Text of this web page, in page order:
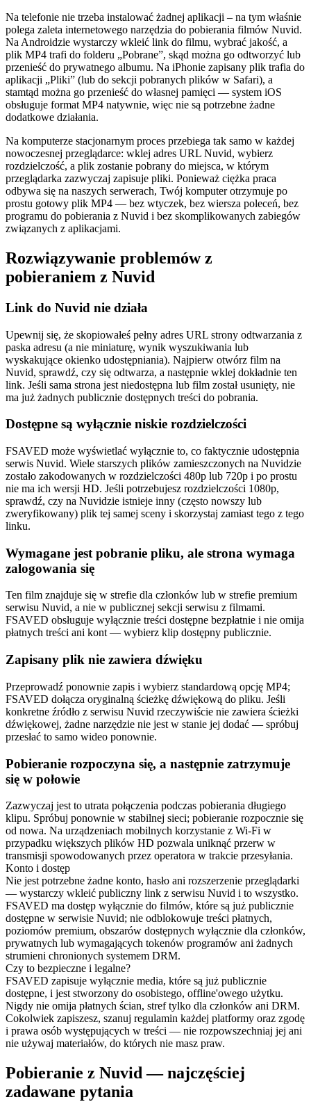
Na telefonie nie trzeba instalować żadnej aplikacji – na tym właśnie
polega zaleta internetowego narzędzia do pobierania filmów Nuvid.
Na Androidzie wystarczy wkleić link do filmu, wybrać jakość, a
plik MP4 trafi do folderu „Pobrane”, skąd można go odtworzyć lub
przenieść do prywatnego albumu. Na iPhonie zapisany plik trafia do
aplikacji „Pliki” (lub do sekcji pobranych plików w Safari), a
stamtąd można go przenieść do własnej pamięci — system iOS
obsługuje format MP4 natywnie, więc nie są potrzebne żadne
dodatkowe działania.
Na komputerze stacjonarnym proces przebiega tak samo w każdej
nowoczesnej przeglądarce: wklej adres URL Nuvid, wybierz
rozdzielczość, a plik zostanie pobrany do miejsca, w którym
przeglądarka zazwyczaj zapisuje pliki. Ponieważ ciężka praca
odbywa się na naszych serwerach, Twój komputer otrzymuje po
prostu gotowy plik MP4 — bez wtyczek, bez wiersza poleceń, bez
programu do pobierania z Nuvid i bez skomplikowanych zabiegów
związanych z aplikacjami.
Rozwiązywanie problemów z
pobieraniem z Nuvid
Link do Nuvid nie działa
Upewnij się, że skopiowałeś pełny adres URL strony odtwarzania z
paska adresu (a nie miniaturę, wynik wyszukiwania lub
wyskakujące okienko udostępniania). Najpierw otwórz film na
Nuvid, sprawdź, czy się odtwarza, a następnie wklej dokładnie ten
link. Jeśli sama strona jest niedostępna lub film został usunięty, nie
ma już żadnych publicznie dostępnych treści do pobrania.
Dostępne są wyłącznie niskie rozdzielczości
FSAVED może wyświetlać wyłącznie to, co faktycznie udostępnia
serwis Nuvid. Wiele starszych plików zamieszczonych na Nuvidzie
zostało zakodowanych w rozdzielczości 480p lub 720p i po prostu
nie ma ich wersji HD. Jeśli potrzebujesz rozdzielczości 1080p,
sprawdź, czy na Nuvidzie istnieje inny (często nowszy lub
zweryfikowany) plik tej samej sceny i skorzystaj zamiast tego z tego
linku.
Wymagane jest pobranie pliku, ale strona wymaga
zalogowania się
Ten film znajduje się w strefie dla członków lub w strefie premium
serwisu Nuvid, a nie w publicznej sekcji serwisu z filmami.
FSAVED obsługuje wyłącznie treści dostępne bezpłatnie i nie omija
płatnych treści ani kont — wybierz klip dostępny publicznie.
Zapisany plik nie zawiera dźwięku
Przeprowadź ponownie zapis i wybierz standardową opcję MP4;
FSAVED dołącza oryginalną ścieżkę dźwiękową do pliku. Jeśli
konkretne źródło z serwisu Nuvid rzeczywiście nie zawiera ścieżki
dźwiękowej, żadne narzędzie nie jest w stanie jej dodać — spróbuj
przesłać to samo wideo ponownie.
Pobieranie rozpoczyna się, a następnie zatrzymuje
się w połowie
Zazwyczaj jest to utrata połączenia podczas pobierania długiego
klipu. Spróbuj ponownie w stabilnej sieci; pobieranie rozpocznie się
od nowa. Na urządzeniach mobilnych korzystanie z Wi-Fi w
przypadku większych plików HD pozwala uniknąć przerw w
transmisji spowodowanych przez operatora w trakcie przesyłania.
Konto i dostęp
Nie jest potrzebne żadne konto, hasło ani rozszerzenie przeglądarki
— wystarczy wkleić publiczny link z serwisu Nuvid i to wszystko.
FSAVED ma dostęp wyłącznie do filmów, które są już publicznie
dostępne w serwisie Nuvid; nie odblokowuje treści płatnych,
poziomów premium, obszarów dostępnych wyłącznie dla członków,
prywatnych lub wymagających tokenów programów ani żadnych
strumieni chronionych systemem DRM.
Czy to bezpieczne i legalne?
FSAVED zapisuje wyłącznie media, które są już publicznie
dostępne, i jest stworzony do osobistego, offline'owego użytku.
Nigdy nie omija płatnych ścian, stref tylko dla członków ani DRM.
Cokolwiek zapiszesz, szanuj regulamin każdej platformy oraz zgodę
i prawa osób występujących w treści — nie rozpowszechniaj jej ani
nie używaj materiałów, do których nie masz praw.
Pobieranie z Nuvid — najczęściej
zadawane pytania